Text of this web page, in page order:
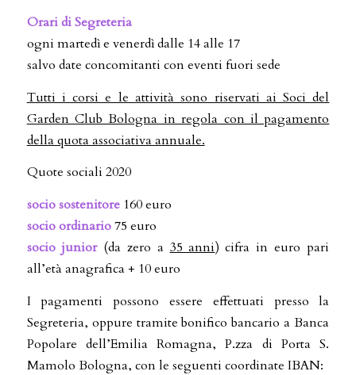
Orari di Segreteria
ogni martedì e venerdì dalle 14 alle 17
salvo date concomitanti con eventi fuori sede
Tutti i corsi e le attività sono riservati ai Soci del
Garden Club Bologna in regola con il pagamento
della quota associativa annuale.
Quote sociali 2020
socio sostenitore 160 euro
socio ordinario75 euro
socio junior (da zero a 35 anni) cifra in euro pari
all’età anagrafica + 10 euro
I pagamenti possono essere effettuati presso la
Segreteria, oppure tramite bonifico bancario a Banca
Popolare dell’Emilia Romagna, P.zza di Porta S.
Mamolo Bologna, con le seguenti coordinate IBAN: